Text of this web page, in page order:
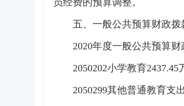
五、一般公共预算财政
2020年度一般公共预算
2050202小学教育2437.45
2050299其他普通教育支